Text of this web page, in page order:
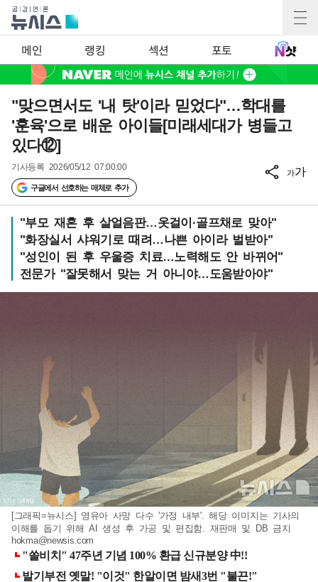
메인 랭킹 섹션 포토
"맞으면서도 '내 탓'이라 믿었다"…학대를
'훈육'으로 배운 아이들[미래세대가 병들고
있다⑫]
기사등록 2026/05/12 07:00:00
구글에서 선호하는 매체로 추가
가가
"부모 재혼 후 살얼음판…옷걸이·골프채로 맞아"
"화장실서 샤워기로 때려…나쁜 아이라 벌받아"
"성인이 된 후 우울증 치료…노력해도 안 바뀌어"
전문가 "잘못해서 맞는 거 아니야…도움받아야"
[그래픽=뉴시스] 영유아 사망 다수 '가정 내부'. 해당 이미지는 기사의
이해를 돕기 위해 AI 생성 후 가공 및 편집함. 재판매 및 DB 금지
hokma@newsis.com